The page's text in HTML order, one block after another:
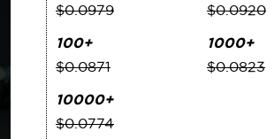
$0.0979
$0.0920
100+
$0.0871
1000+
$0.0823
10000+
$0.0774